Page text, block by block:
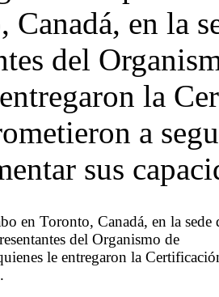
Canadá, en la
del
la
a
sus
en Toronto, Canadá, en la sede
del Organismo de
le entregaron la